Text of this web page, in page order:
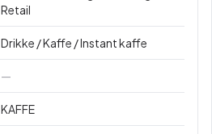
Retail
Drikke / Kaffe / Instant kaffe
—
KAFFE